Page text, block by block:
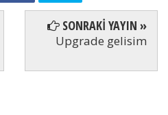
SONRAKİ YAYIN »
Upgrade gelisim